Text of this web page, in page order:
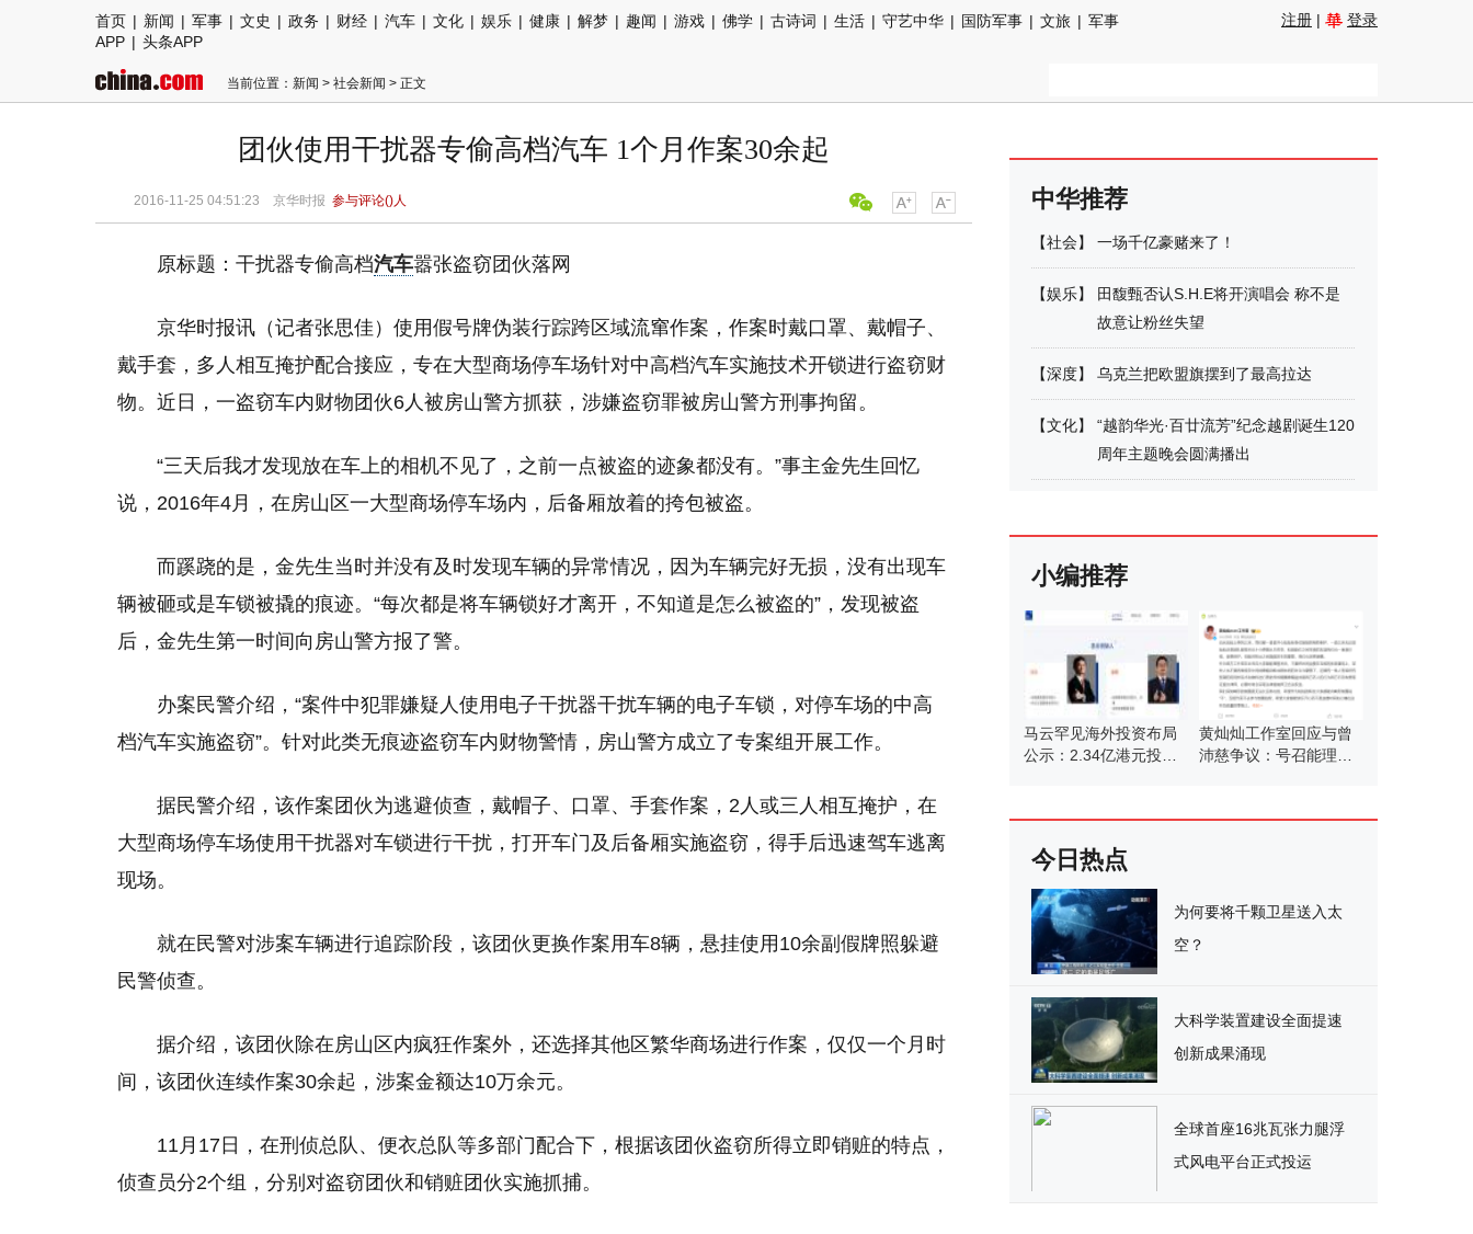
首页 | 新闻 | 军事 | 文史 | 政务 | 财经 | 汽车 | 文化 | 娱乐 | 健康 | 解梦 | 趣闻 | 游戏 | 佛学 | 古诗词 | 生活 | 守艺中华 | 国防军事 | 文旅 | 军事
APP | 头条APP
注册 | 登录
当前位置： 新闻 > 社会新闻 > 正文
团伙使用干扰器专偷高档汽车 1个月作案30余起
2016-11-25 04:51:23 京华时报 参与评论()人
原标题：干扰器专偷高档汽车嚣张盗窃团伙落网
京华时报讯（记者张思佳）使用假号牌伪装行踪跨区域流窜作案，作案时戴口罩、戴帽子、
戴手套，多人相互掩护配合接应，专在大型商场停车场针对中高档汽车实施技术开锁进行盗窃财
物。近日，一盗窃车内财物团伙6人被房山警方抓获，涉嫌盗窃罪被房山警方刑事拘留。
“三天后我才发现放在车上的相机不见了，之前一点被盗的迹象都没有。”事主金先生回忆
说，2016年4月，在房山区一大型商场停车场内，后备厢放着的挎包被盗。
而蹊跷的是，金先生当时并没有及时发现车辆的异常情况，因为车辆完好无损，没有出现车
辆被砸或是车锁被撬的痕迹。“每次都是将车辆锁好才离开，不知道是怎么被盗的”，发现被盗
后，金先生第一时间向房山警方报了警。
办案民警介绍，“案件中犯罪嫌疑人使用电子干扰器干扰车辆的电子车锁，对停车场的中高
档汽车实施盗窃”。针对此类无痕迹盗窃车内财物警情，房山警方成立了专案组开展工作。
据民警介绍，该作案团伙为逃避侦查，戴帽子、口罩、手套作案，2人或三人相互掩护，在
大型商场停车场使用干扰器对车锁进行干扰，打开车门及后备厢实施盗窃，得手后迅速驾车逃离
现场。
就在民警对涉案车辆进行追踪阶段，该团伙更换作案用车8辆，悬挂使用10余副假牌照躲避
民警侦查。
据介绍，该团伙除在房山区内疯狂作案外，还选择其他区繁华商场进行作案，仅仅一个月时
间，该团伙连续作案30余起，涉案金额达10万余元。
11月17日，在刑侦总队、便衣总队等多部门配合下，根据该团伙盗窃所得立即销赃的特点，
侦查员分2个组，分别对盗窃团伙和销赃团伙实施抓捕。
中华推荐
【社会】 一场千亿豪赌来了！
【娱乐】
田馥甄否认S.H.E将开演唱会 称不是
故意让粉丝失望
【深度】 乌克兰把欧盟旗摆到了最高拉达
【文化】
“越韵华光·百廿流芳”纪念越剧诞生120
周年主题晚会圆满播出
小编推荐
马云罕见海外投资布局
公示：2.34亿港元投资
黄灿灿工作室回应与曾
沛慈争议：号召能理智
今日热点
为何要将千颗卫星送入太
空？
大科学装置建设全面提速
创新成果涌现
全球首座16兆瓦张力腿浮
式风电平台正式投运